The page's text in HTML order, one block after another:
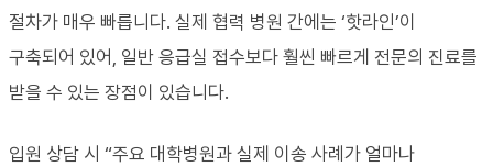
절차가 매우 빠릅니다. 실제 협력 병원 간에는 ‘핫라인’이
구축되어 있어, 일반 응급실 접수보다 훨씬 빠르게 전문의 진료를
받을 수 있는 장점이 있습니다.
입원 상담 시 “주요 대학병원과 실제 이송 사례가 얼마나